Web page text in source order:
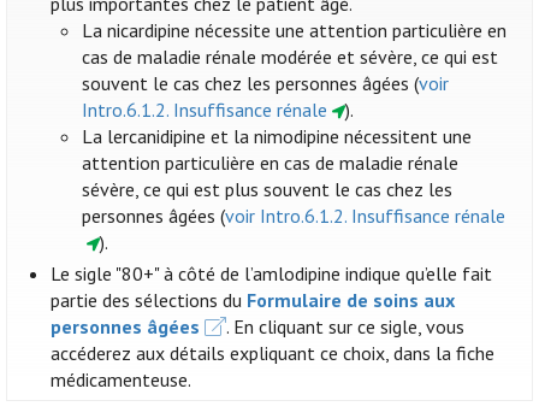
La nicardipine nécessite une attention particulière en
cas de maladie rénale modérée et sévère, ce qui est
souvent le cas chez les personnes âgées (voir
Intro.6.1.2. Insuffisance rénale
).
La lercanidipine et la nimodipine nécessitent une
attention particulière en cas de maladie rénale
sévère, ce qui est plus souvent le cas chez les
personnes âgées (voir Intro.6.1.2. Insuffisance rénale
).
Le sigle "80+" à côté de l’amlodipine indique qu’elle fait
partie des sélections du Formulaire de soins aux
personnes âgées
. En cliquant sur ce sigle, vous
accéderez aux détails expliquant ce choix, dans la fiche
médicamenteuse.